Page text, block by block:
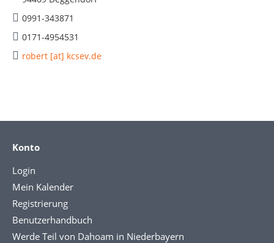
0991-343871
0171-4954531
robert [at] kcsev.de
Konto
Login
Mein Kalender
Registrierung
Benutzerhandbuch
Werde Teil von Dahoam in Niederbayern